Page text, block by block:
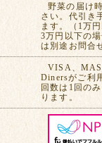
野菜の届け
さい。代引き
ます。（1万
3万円以下の
は別途お問合
VISA、
Dinersがご利
回数は1回の
ります。